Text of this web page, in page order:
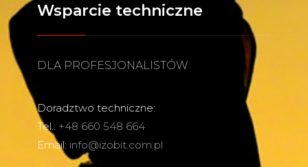
Wsparcie techniczne
DLA PROFESJONALISTÓW
Doradztwo techniczne:
Tel.: +48 660 548 664
Email: info@izobit.com.pl